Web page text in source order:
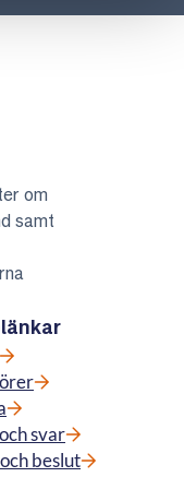
om
samt
svar
beslut